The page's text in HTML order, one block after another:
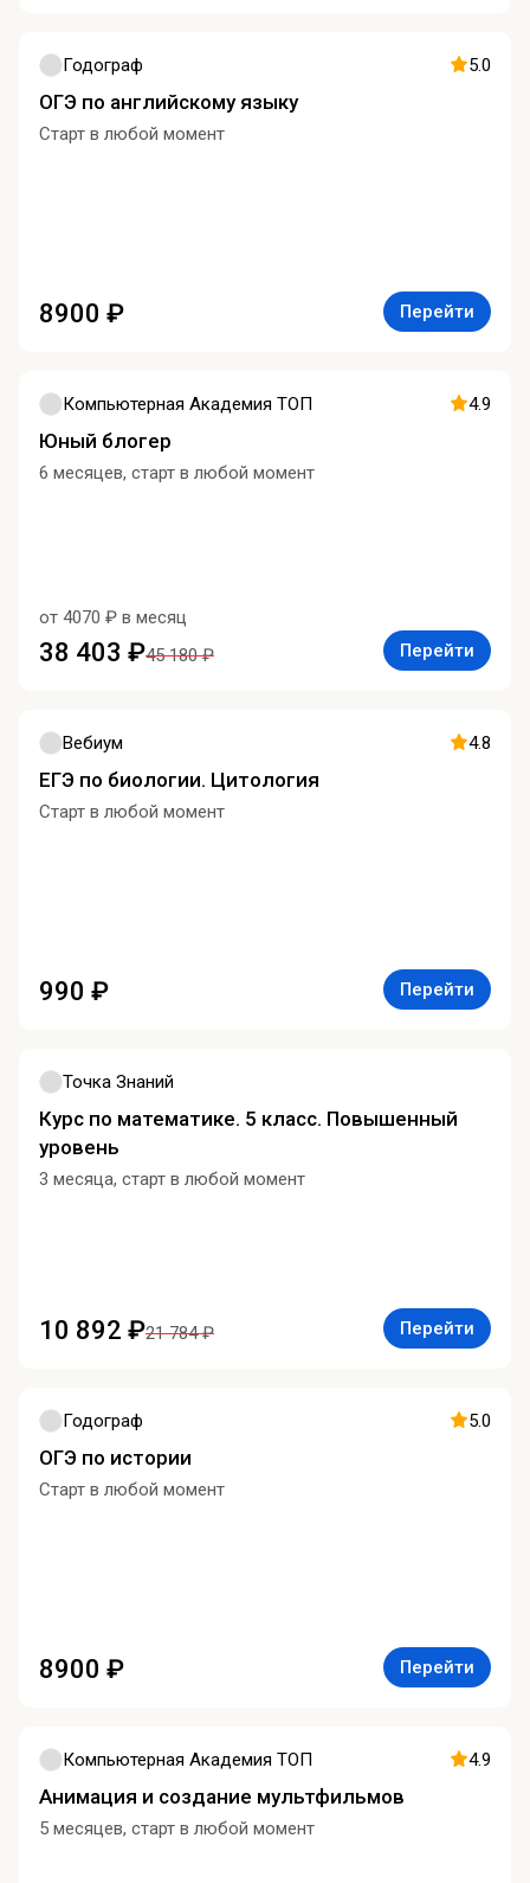
Годограф 5.0
ОГЭ по английскому языку
Старт в любой момент
8900 ₽ Перейти
Компьютерная Академия ТОП 4.9
Юный блогер
6 месяцев, старт в любой момент
от 4070 ₽ в месяц
38 403 ₽45 180 ₽ Перейти
Вебиум 4.8
ЕГЭ по биологии. Цитология
Старт в любой момент
990 ₽ Перейти
Точка Знаний
Курс по математике. 5 класс. Повышенный
уровень
3 месяца, старт в любой момент
10 892 ₽21 784 ₽ Перейти
Годограф 5.0
ОГЭ по истории
Старт в любой момент
8900 ₽ Перейти
Компьютерная Академия ТОП 4.9
Анимация и создание мультфильмов
5 месяцев, старт в любой момент